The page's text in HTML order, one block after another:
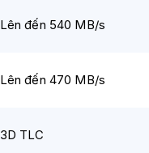
Lên đến 540 MB/s
Lên đến 470 MB/s
3D TLC